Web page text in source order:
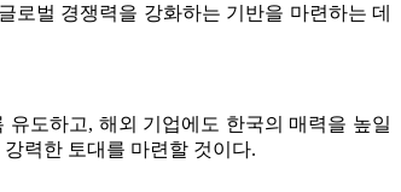
벌 경쟁력을 강화하는 기반을 마련하는 데
도하고, 해외 기업에도 한국의 매력을 높일
력한 토대를 마련할 것이다.